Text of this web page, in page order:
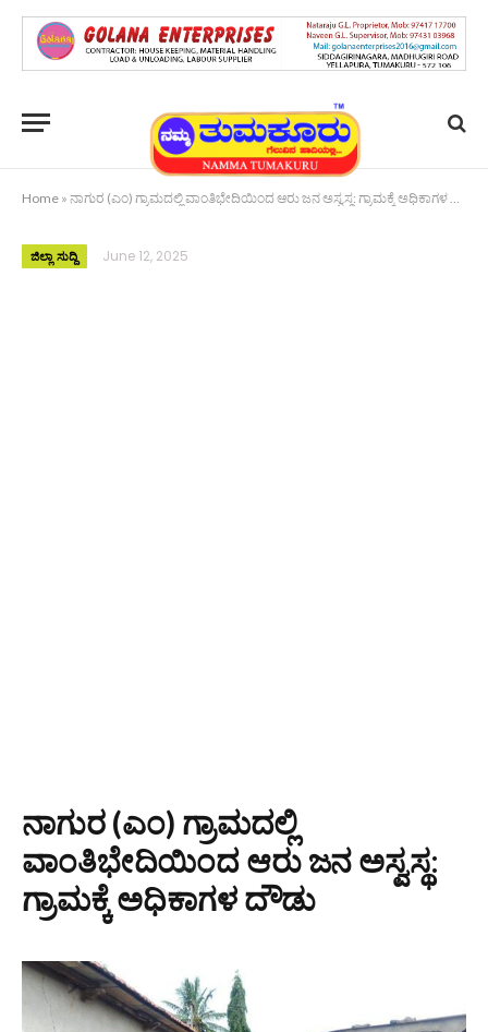
Home » ನಾಗುರ (ಎಂ) ಗ್ರಾಮದಲ್ಲಿ ವಾಂತಿಭೇದಿಯಿಂದ ಆರು ಜನ ಅಸ್ವಸ್ಥ: ಗ್ರಾಮಕ್ಕೆ ಅಧಿಕಾಗಳ ದೌಡು
ಜಿಲ್ಲಾ ಸುದ್ದಿ June 12, 2025
ನಾಗುರ (ಎಂ) ಗ್ರಾಮದಲ್ಲಿ
ವಾಂತಿಭೇದಿಯಿಂದ ಆರು ಜನ ಅಸ್ವಸ್ಥ:
ಗ್ರಾಮಕ್ಕೆ ಅಧಿಕಾಗಳ ದೌಡು